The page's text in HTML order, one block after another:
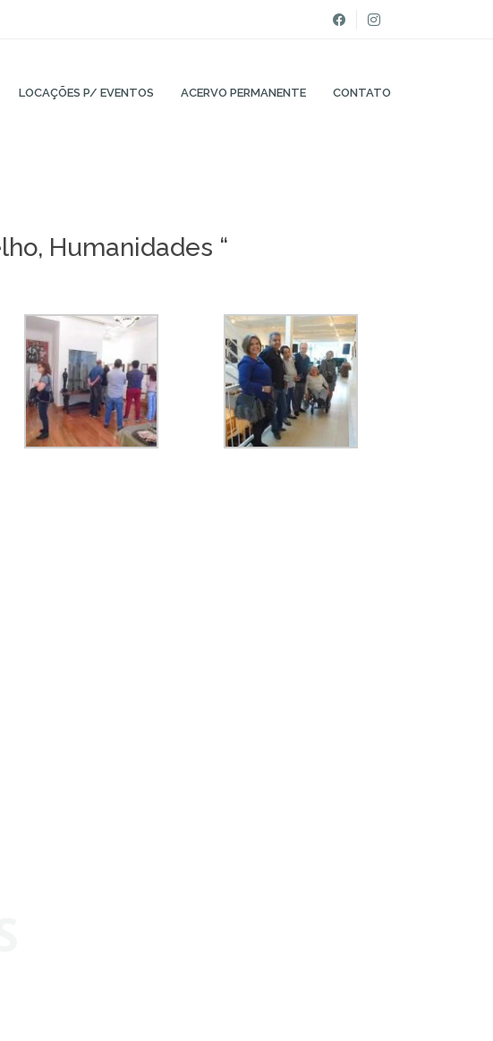
LOCAÇÕES P/ EVENTOS ACERVO PERMANENTE CONTATO
Humanidades “